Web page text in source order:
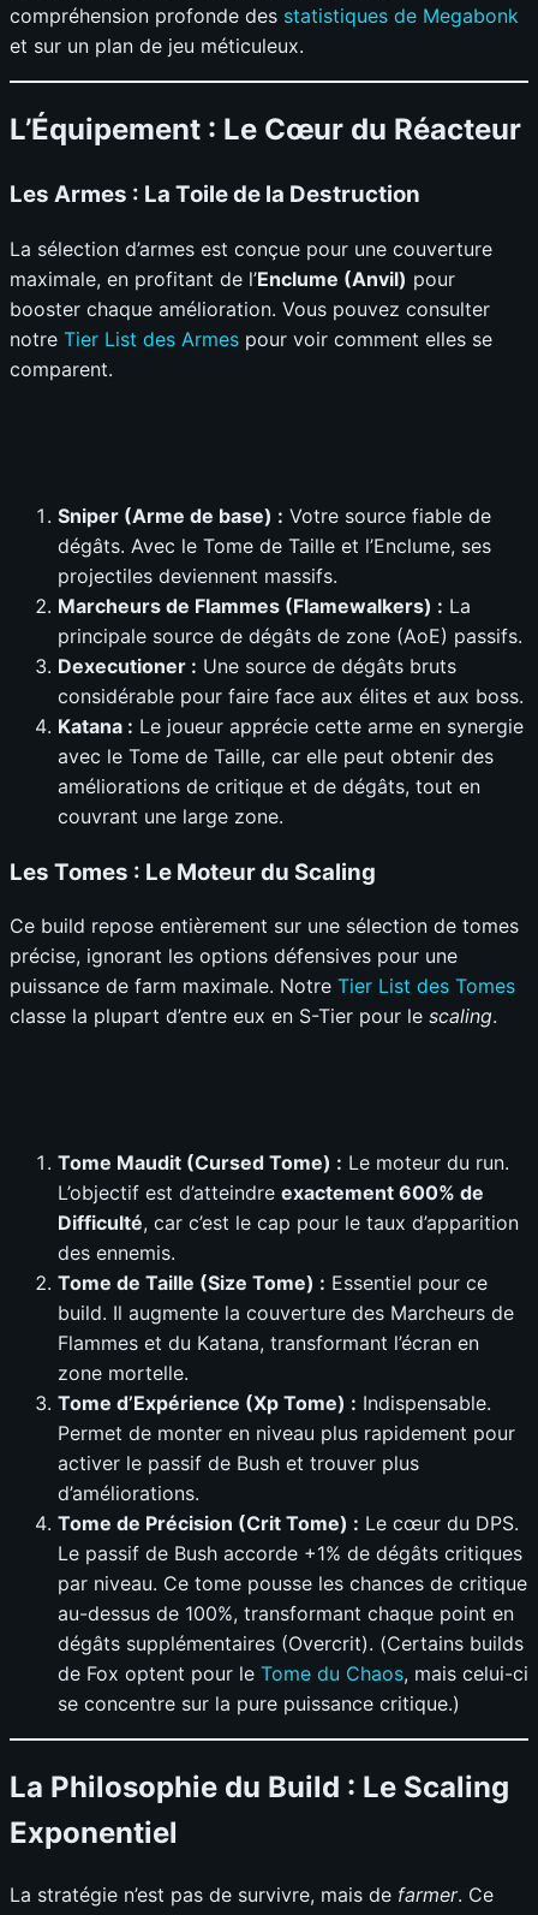
compréhension profonde des statistiques de Megabonk
et sur un plan de jeu méticuleux.
L’Équipement : Le Cœur du Réacteur
Les Armes : La Toile de la Destruction
La sélection d’armes est conçue pour une couverture
maximale, en profitant de l’Enclume (Anvil) pour
booster chaque amélioration. Vous pouvez consulter
notre Tier List des Armes pour voir comment elles se
comparent.
Sniper (Arme de base) : Votre source fiable de
dégâts. Avec le Tome de Taille et l’Enclume, ses
projectiles deviennent massifs.
Marcheurs de Flammes (Flamewalkers) : La
principale source de dégâts de zone (AoE) passifs.
Dexecutioner : Une source de dégâts bruts
considérable pour faire face aux élites et aux boss.
Katana : Le joueur apprécie cette arme en synergie
avec le Tome de Taille, car elle peut obtenir des
améliorations de critique et de dégâts, tout en
couvrant une large zone.
Les Tomes : Le Moteur du Scaling
Ce build repose entièrement sur une sélection de tomes
précise, ignorant les options défensives pour une
puissance de farm maximale. Notre Tier List des Tomes
classe la plupart d’entre eux en S-Tier pour le scaling.
Tome Maudit (Cursed Tome) : Le moteur du run.
L’objectif est d’atteindre exactement 600% de
Difficulté, car c’est le cap pour le taux d’apparition
des ennemis.
Tome de Taille (Size Tome) : Essentiel pour ce
build. Il augmente la couverture des Marcheurs de
Flammes et du Katana, transformant l’écran en
zone mortelle.
Tome d’Expérience (Xp Tome) : Indispensable.
Permet de monter en niveau plus rapidement pour
activer le passif de Bush et trouver plus
d’améliorations.
Tome de Précision (Crit Tome) : Le cœur du DPS.
Le passif de Bush accorde +1% de dégâts critiques
par niveau. Ce tome pousse les chances de critique
au-dessus de 100%, transformant chaque point en
dégâts supplémentaires (Overcrit). (Certains builds
de Fox optent pour le Tome du Chaos, mais celui-ci
se concentre sur la pure puissance critique.)
La Philosophie du Build : Le Scaling
Exponentiel
La stratégie n’est pas de survivre, mais de farmer. Ce